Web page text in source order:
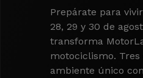
Prepárate para
28, 29 y 30 de
transforma
motociclismo.
ambiente único